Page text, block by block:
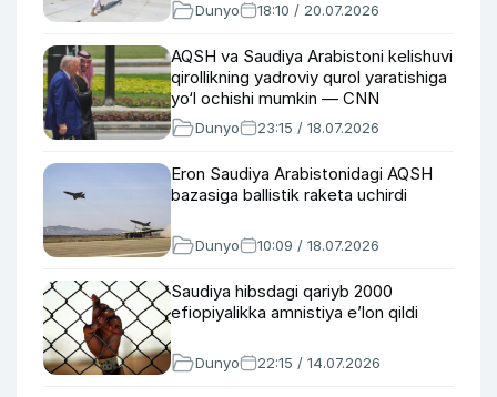
Dunyo 18:10 / 20.07.2026
AQSH va Saudiya Arabistoni kelishuvi
qirollikning yadroviy qurol yaratishiga
yo‘l ochishi mumkin — CNN
Dunyo 23:15 / 18.07.2026
Eron Saudiya Arabistonidagi AQSH
bazasiga ballistik raketa uchirdi
Dunyo 10:09 / 18.07.2026
Saudiya hibsdagi qariyb 2000
efiopiyalikka amnistiya e’lon qildi
Dunyo 22:15 / 14.07.2026